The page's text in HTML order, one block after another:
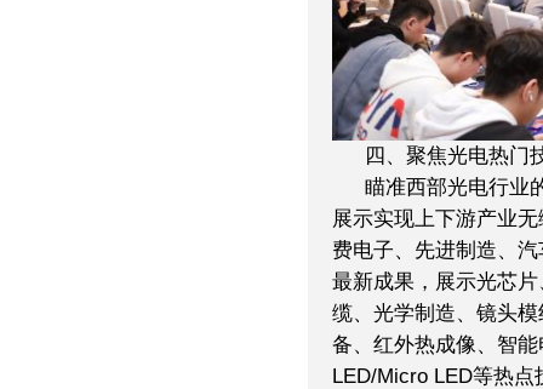
四、聚焦光电热门
瞄准西部光电行业
展示实现上下游产业
费电子、先进制造、
最新成果，展示光芯
缆、光学制造、镜头
备、红外热成像、智
LED/Micro LED等热